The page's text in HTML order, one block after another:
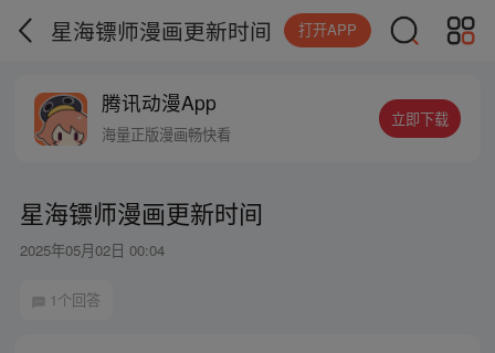
星海镖师漫画更新时间 打开APP
腾讯动漫App
海量正版漫画畅快看
立即下载
星海镖师漫画更新时间
2025年05月02日 00:04
1个回答